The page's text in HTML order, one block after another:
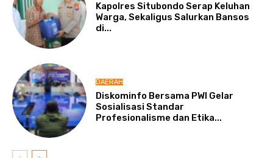
Kapolres Situbondo Serap Keluhan
Warga, Sekaligus Salurkan Bansos
di...
DAERAH
Diskominfo Bersama PWI Gelar
Sosialisasi Standar
Profesionalisme dan Etika...